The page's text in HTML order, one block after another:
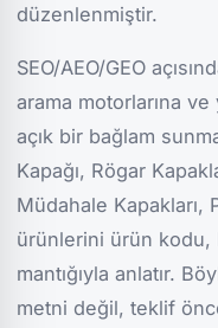
düzenlenmiştir.
SEO/AEO/GEO
arama motorlarına
açık bir bağlam
Kapağı, Rögar
Müdahale Kapakları,
ürünlerini ürün
mantığıyla anlatır.
metni değil, teklif